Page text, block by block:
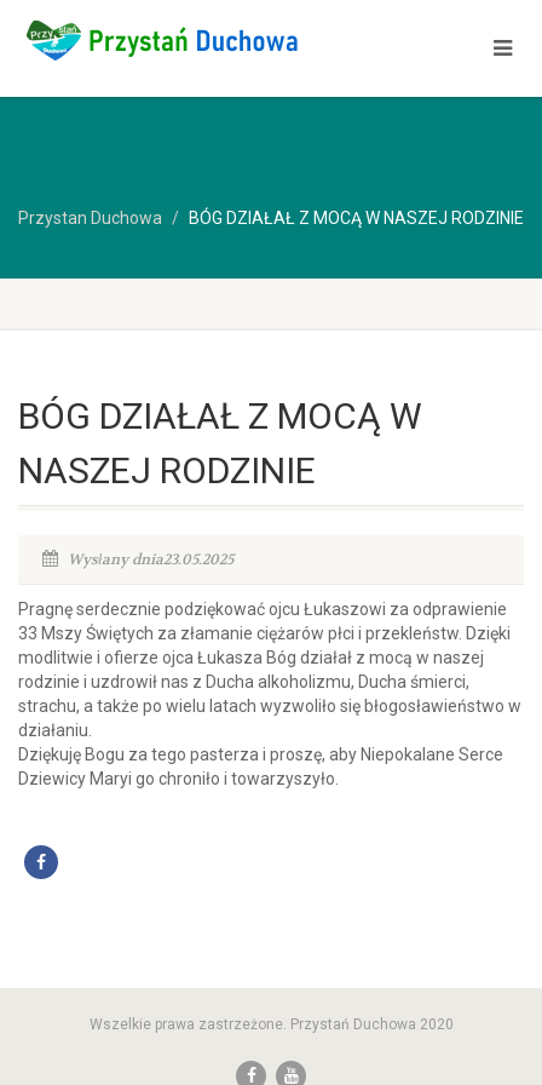
Przystan Duchowa BÓG DZIAŁAŁ Z MOCĄ W NASZEJ RODZINIE
BÓG DZIAŁAŁ Z MOCĄ W
NASZEJ RODZINIE
Wysłany dnia23.05.2025
Pragnę serdecznie podziękować ojcu Łukaszowi za odprawienie
33 Mszy Świętych za złamanie ciężarów płci i przekleństw. Dzięki
modlitwie i ofierze ojca Łukasza Bóg działał z mocą w naszej
rodzinie i uzdrowił nas z Ducha alkoholizmu, Ducha śmierci,
strachu, a także po wielu latach wyzwoliło się błogosławieństwo w
działaniu.
Dziękuję Bogu za tego pasterza i proszę, aby Niepokalane Serce
Dziewicy Maryi go chroniło i towarzyszyło.
Wszelkie prawa zastrzeżone. Przystań Duchowa 2020